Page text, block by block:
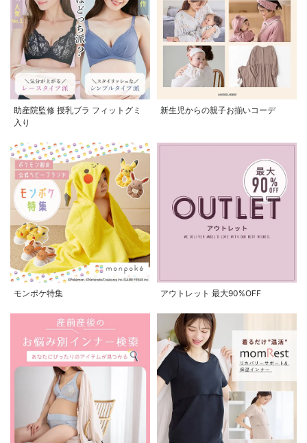
助産院監修 授乳ブラ フィットグミ
入り
新生児からの親子お揃いコーデ
モンポケ特集 アウトレット 最大90%OFF